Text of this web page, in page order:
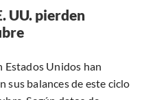
UU. pierden
Estados Unidos han
sus balances de este ciclo